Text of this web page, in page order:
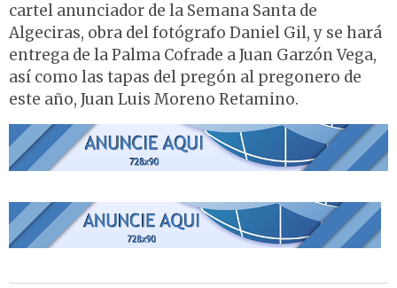
cartel anunciador de la Semana Santa de
Algeciras, obra del fotógrafo Daniel Gil, y se hará
entrega de la Palma Cofrade a Juan Garzón Vega,
así como las tapas del pregón al pregonero de
este año, Juan Luis Moreno Retamino.